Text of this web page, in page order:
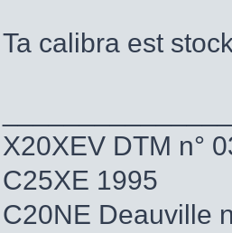
Ta calibra est
X20XEV DTM n°
C25XE 1995
C20NE Deauville